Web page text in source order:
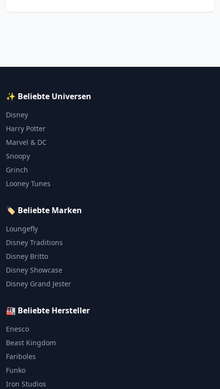
✨ Beliebte Universen
Disney
Harry Potter
Marvel & DC
Snoopy
Grinch
Looney Tunes
🏷️ Beliebte Marken
Loungefly
Disney Traditions
Disney Britto
Disney Showcase
Disney Grand Jester
🏭 Beliebte Hersteller
Enesco
Beast Kingdom
Fariboles
Funko
Iron Studios